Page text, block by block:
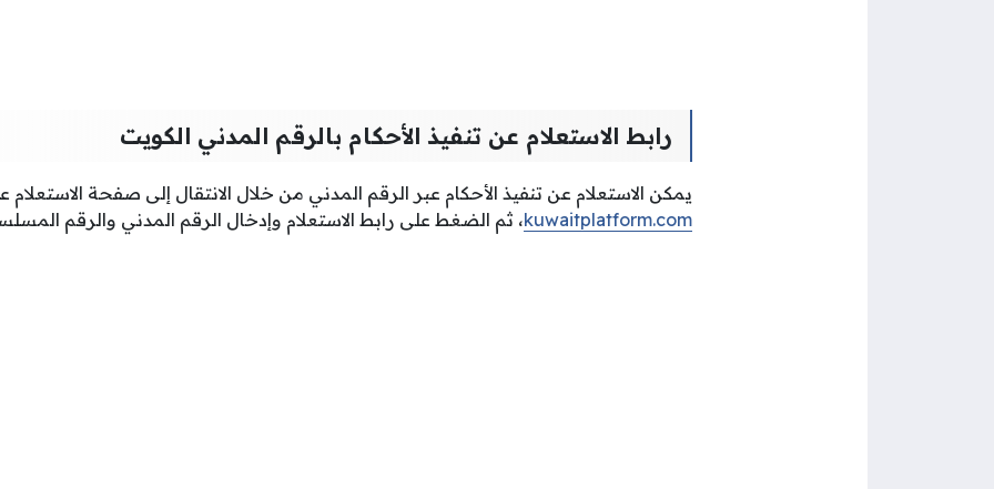
رابط الاستعلام عن تنفيذ الأحكام بالرقم المدني الكويت
يمكن الاستعلام عن تنفيذ الأحكام عبر الرقم المدني من خلال الانتقال إلى صفحة الاستعلام
kuwaitplatform.com، ثم الضغط على رابط الاستعلام وإدخال الرقم المدني والرقم